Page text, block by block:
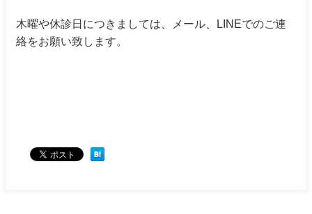
木曜や休診日につきましては、メール、LINEでのご連
絡をお願い致します。